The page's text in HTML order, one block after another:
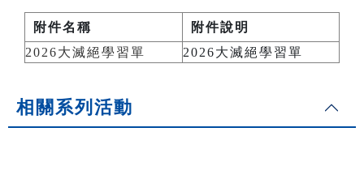
附件名稱
附件說明
2026大滅絕學習單
2026大滅絕學習單
相關系列活動